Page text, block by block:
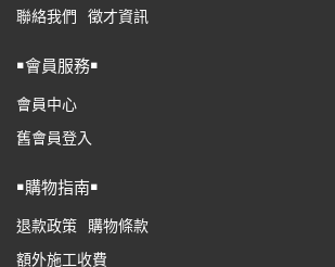
聯絡我們 徵才資訊
￭會員服務￭
會員中心
舊會員登入
￭購物指南￭
退款政策 購物條款
額外施工收費